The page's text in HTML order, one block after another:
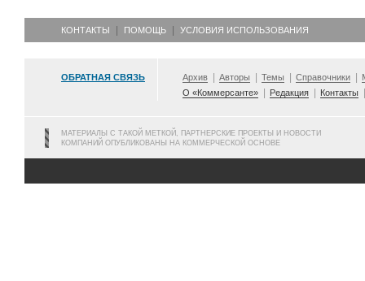
КОНТАКТЫ ПОМОЩЬ УСЛОВИЯ ИСПОЛЬЗОВАНИЯ
ОБРАТНАЯ СВЯЗЬ Архив Авторы Темы Справочники
О «Коммерсанте»
Редакция Контакты
МАТЕРИАЛЫ С ТАКОЙ МЕТКОЙ, ПАРТНЕРСКИЕ ПРОЕКТЫ И НОВОСТИ
КОМПАНИЙ ОПУБЛИКОВАНЫ НА КОММЕРЧЕСКОЙ ОСНОВЕ